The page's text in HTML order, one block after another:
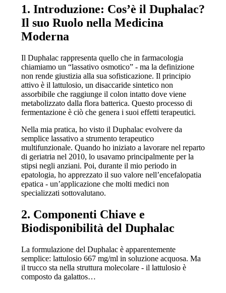
1. Introduzione: Cos’è il Duphalac?
Il suo Ruolo nella Medicina
Moderna
Il Duphalac rappresenta quello che in farmacologia
chiamiamo un “lassativo osmotico” - ma la definizione
non rende giustizia alla sua sofisticazione. Il principio
attivo è il lattulosio, un disaccaride sintetico non
assorbibile che raggiunge il colon intatto dove viene
metabolizzato dalla flora batterica. Questo processo di
fermentazione è ciò che genera i suoi effetti terapeutici.
Nella mia pratica, ho visto il Duphalac evolvere da
semplice lassativo a strumento terapeutico
multifunzionale. Quando ho iniziato a lavorare nel reparto
di geriatria nel 2010, lo usavamo principalmente per la
stipsi negli anziani. Poi, durante il mio periodo in
epatologia, ho apprezzato il suo valore nell’encefalopatia
epatica - un’applicazione che molti medici non
specializzati sottovalutano.
2. Componenti Chiave e
Biodisponibilità del Duphalac
La formulazione del Duphalac è apparentemente
semplice: lattulosio 667 mg/ml in soluzione acquosa. Ma
il trucco sta nella struttura molecolare - il lattulosio è
composto da galattos…